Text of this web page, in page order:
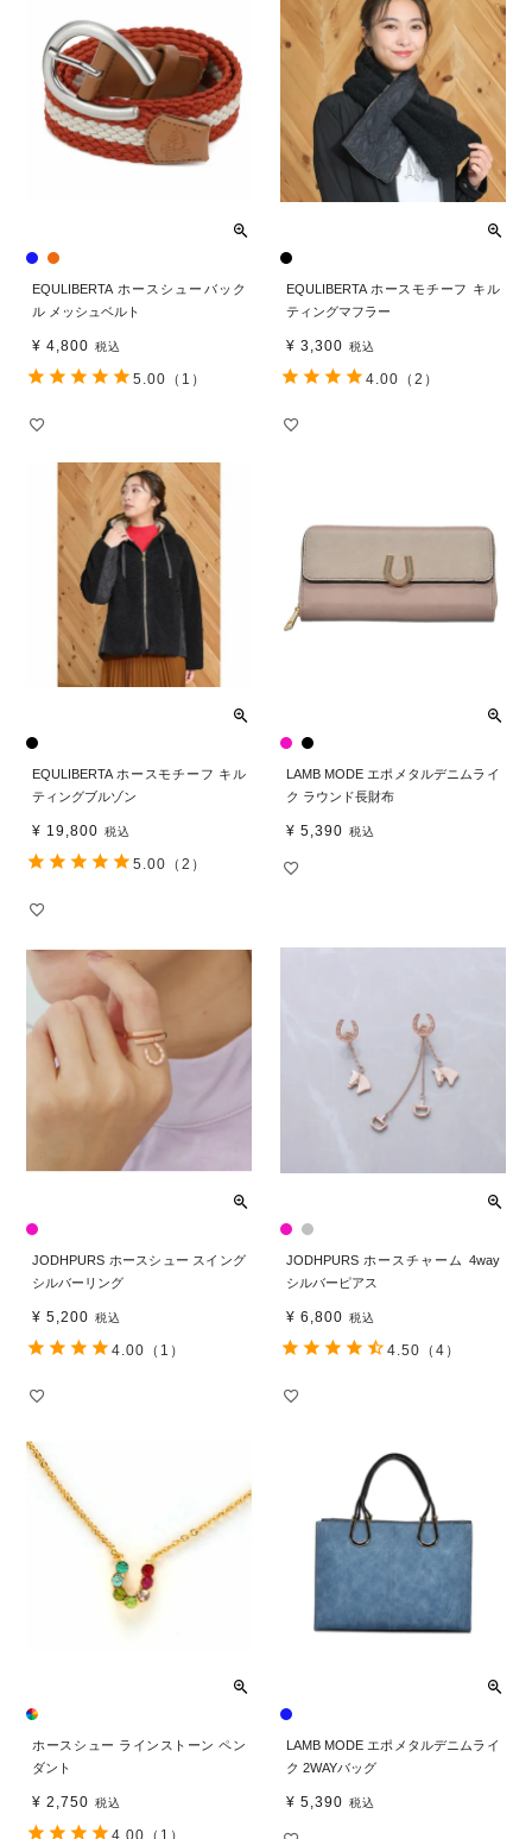
EQULIBERTA ホースシューバック
ル メッシュベルト
¥ 4,800 税込
5.00 （1）
EQULIBERTA ホースモチーフ キル
ティングマフラー
¥ 3,300 税込
4.00 （2）
EQULIBERTA ホースモチーフ キル
ティングブルゾン
¥ 19,800 税込
5.00 （2）
LAMB MODE エポメタルデニムライ
ク ラウンド長財布
¥ 5,390 税込
JODHPURS ホースシュー スイング
シルバーリング
¥ 5,200 税込
4.00 （1）
JODHPURS ホースチャーム 4way
シルバーピアス
¥ 6,800 税込
4.50 （4）
ホースシュー ラインストーン ペン
ダント
¥ 2,750 税込
LAMB MODE エポメタルデニムライ
ク 2WAYバッグ
¥ 5,390 税込